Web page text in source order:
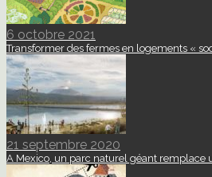
6 octobre 2021
Transformer des fermes en logements «
21 septembre 2020
A Mexico, un parc naturel géant remplace